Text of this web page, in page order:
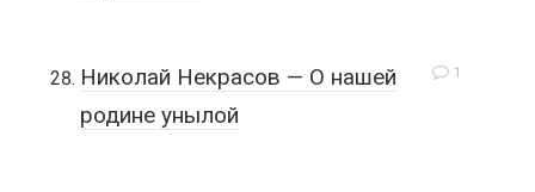
1
Николай Некрасов — О нашей
родине унылой